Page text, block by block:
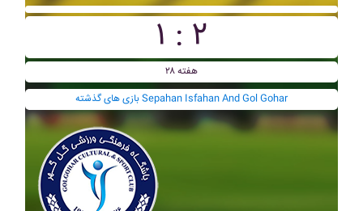
۱ : ۲
هفته ۲۸
بازی های گذشته Sepahan Isfahan And Gol Gohar